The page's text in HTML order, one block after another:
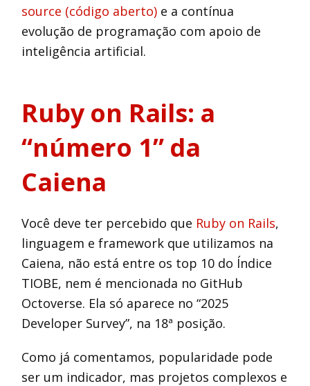
source (código aberto) e a contínua
evolução de programação com apoio de
inteligência artificial.
Ruby on Rails: a
“número 1” da
Caiena
Você deve ter percebido que Ruby on Rails,
linguagem e framework que utilizamos na
Caiena, não está entre os top 10 do Índice
TIOBE, nem é mencionada no GitHub
Octoverse. Ela só aparece no “2025
Developer Survey”, na 18ª posição.
Como já comentamos, popularidade pode
ser um indicador, mas projetos complexos e